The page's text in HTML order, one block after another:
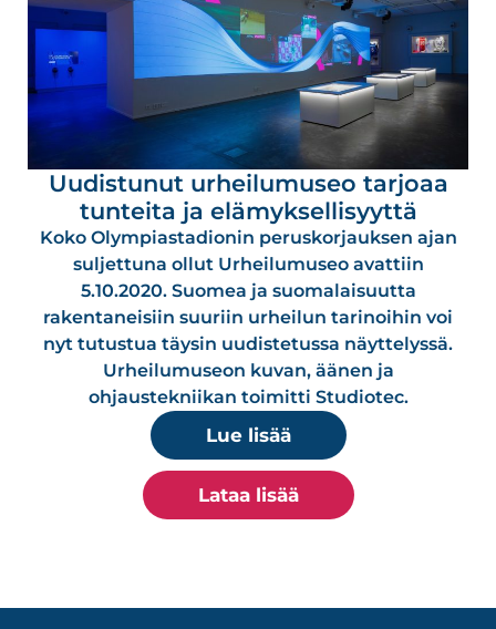
Uudistunut urheilumuseo tarjoaa
tunteita ja elämyksellisyyttä
Koko Olympiastadionin peruskorjauksen ajan
suljettuna ollut Urheilumuseo avattiin
5.10.2020. Suomea ja suomalaisuutta
rakentaneisiin suuriin urheilun tarinoihin voi
nyt tutustua täysin uudistetussa näyttelyssä.
Urheilumuseon kuvan, äänen ja
ohjaustekniikan toimitti Studiotec.
Lue lisää
Lataa lisää